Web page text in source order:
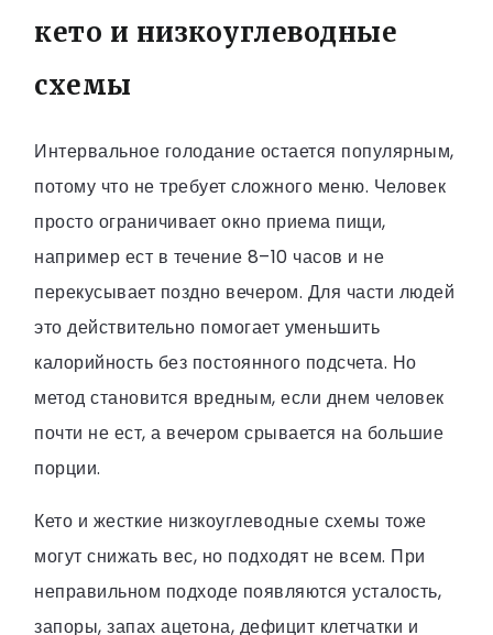
кето и низкоуглеводные
схемы
Интервальное голодание остается популярным,
потому что не требует сложного меню. Человек
просто ограничивает окно приема пищи,
например ест в течение 8–10 часов и не
перекусывает поздно вечером. Для части людей
это действительно помогает уменьшить
калорийность без постоянного подсчета. Но
метод становится вредным, если днем человек
почти не ест, а вечером срывается на большие
порции.
Кето и жесткие низкоуглеводные схемы тоже
могут снижать вес, но подходят не всем. При
неправильном подходе появляются усталость,
запоры, запах ацетона, дефицит клетчатки и